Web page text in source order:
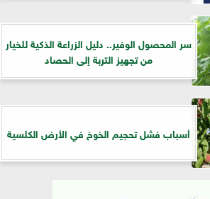
سر المحصول الوفير.. دليل الزراعة الذكية للخيار
من تجهيز التربة إلى الحصاد
أسباب فشل تحجيم الخوخ في الأرض الكلسية